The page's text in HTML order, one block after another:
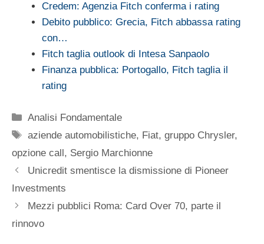
Credem: Agenzia Fitch conferma i rating
Debito pubblico: Grecia, Fitch abbassa rating
con…
Fitch taglia outlook di Intesa Sanpaolo
Finanza pubblica: Portogallo, Fitch taglia il
rating
Categorie
Analisi Fondamentale
Tag
aziende automobilistiche, Fiat,gruppo Chrysler,
opzione call, Sergio Marchionne
Unicredit smentisce la dismissione di Pioneer
Investments
Mezzi pubblici Roma: Card Over 70, parte il
rinnovo